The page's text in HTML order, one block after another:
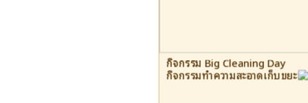
กิจกรรม Big Cleaning Day
กิจกรรมทำความสะอาดเก็บขยะ